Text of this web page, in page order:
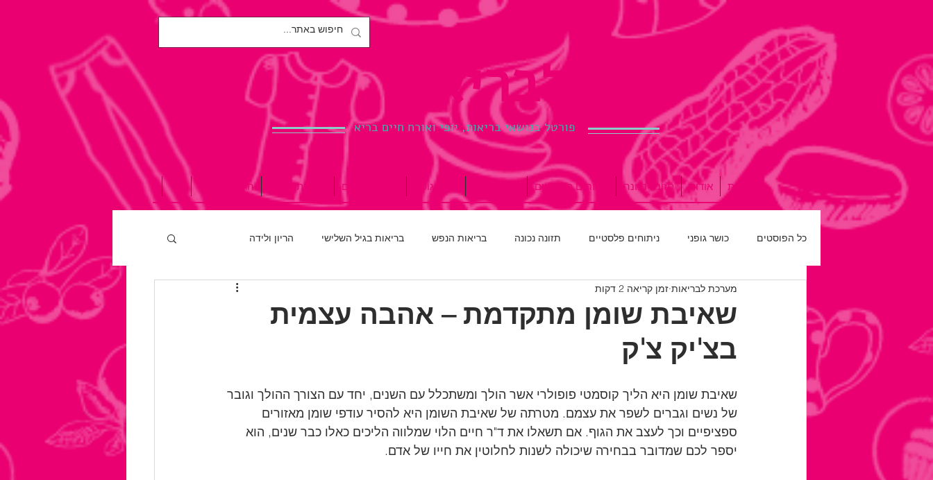
לבריאות.
פורטל בנושאי בריאות, יופי ואורח חיים בריא
דף הבית אודות תזונה נכונה ניתוחים פלסטיים כושר גופני רפואת שיניים בריאות הנפש הגיל השלישי עוד
כל הפוסטים כושר גופני ניתוחים פלסטיים תזונה נכונה בריאות הנפש בריאות בגיל השלישי הריון ולידה
רפואת שיניים חדש על המדף
שאיבת שומן מתקדמת – אהבה עצמית
בצ'יק צ'ק
מערכת לבריאות זמן קריאה 2 דקות
שאיבת שומן היא הליך קוסמטי פופולרי אשר הולך ומשתכלל עם השנים, יחד עם הצורך ההולך וגובר
של נשים וגברים לשפר את עצמם. מטרתה של שאיבת השומן היא להסיר עודפי שומן מאזורים
ספציפיים וכך לעצב את הגוף. אם תשאלו את ד"ר חיים הלוי שמלווה הליכים כאלו כבר שנים, הוא
יספר לכם שמדובר בבחירה שיכולה לשנות לחלוטין את חייו של אדם.